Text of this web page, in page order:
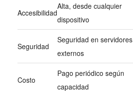
Accesibilidad
Alta, desde cualquier
dispositivo
Seguridad
Seguridad en servidores
externos
Costo
Pago periódico según
capacidad